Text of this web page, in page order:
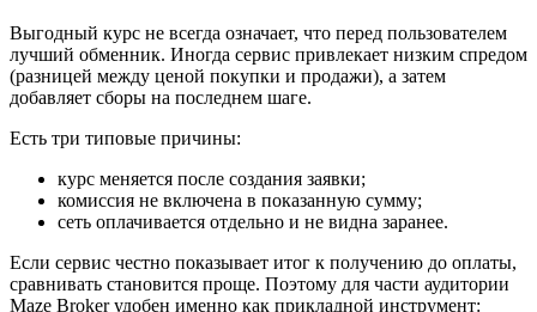
Выгодный курс не всегда означает, что перед пользователем
лучший обменник. Иногда сервис привлекает низким спредом
(разницей между ценой покупки и продажи), а затем
добавляет сборы на последнем шаге.
Есть три типовые причины:
курс меняется после создания заявки;
комиссия не включена в показанную сумму;
сеть оплачивается отдельно и не видна заранее.
Если сервис честно показывает итог к получению до оплаты,
сравнивать становится проще. Поэтому для части аудитории
Maze Broker удобен именно как прикладной инструмент: